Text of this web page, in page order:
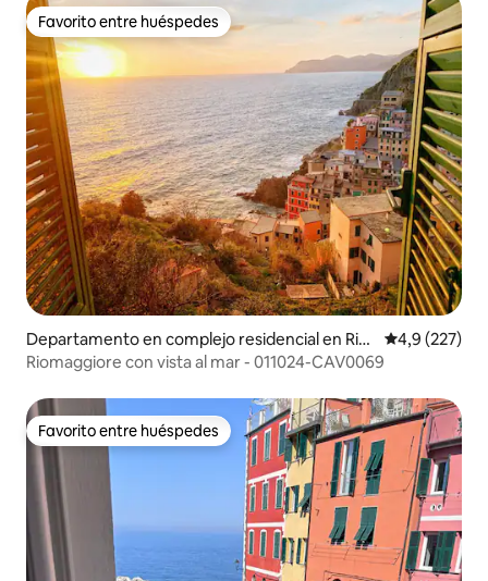
Favorito entre huéspedes
Favorito entre huéspedes
Departamento en complejo residencial en Rio
maggiore
Calificación
4,9 (227)
Riomaggiore con vista al mar - 011024-CAV0069
Favorito entre huéspedes
Favorito entre huéspedes